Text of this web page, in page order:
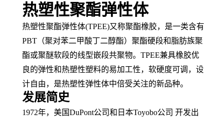
热塑性聚酯弹性体
热塑性聚酯弹性体(TPEE)又称聚酯橡胶，是一类含有
PBT（聚对苯二甲酸丁二醇酯）聚酯硬段和脂肪族聚
酯或聚醚软段的线型嵌段共聚物。 TPEE兼具橡胶优
良的弹性和热塑性塑料的易加工性，软硬度可调， 设
计自由，是热塑性弹性体中倍受关注的新品种。
发展简史
1972年，美国DuPont公司和日本Toyobo公司 开发出